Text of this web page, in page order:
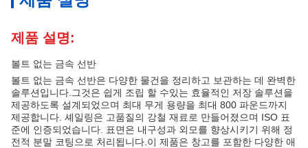
제품 설명:
볼트 없는 금속 선반
볼트 없는 금속 선반은 다양한 물건을 정리하고 보관하는 데 완벽한
솔루션입니다.그것은 쉽게 조립 할 수있는 효율적인 저장 솔루션을
제공하도록 설계되었으며 최대 무게 용량을 최대 800 파운드까지
제공합니다. 셰일링은 고품질의 강철 재료로 만들어졌으며 ISO 표
준에 인증되었습니다. 표면은 내구성과 외모를 향상시키기 위해 정
전적 분말 코팅으로 처리됩니다.이 제품은 창고를 포함한 다양한 애